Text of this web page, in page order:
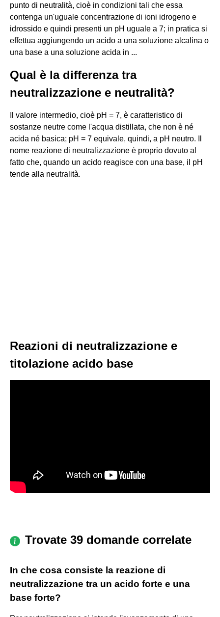
punto di neutralità, cioè in condizioni tali che essa
contenga un'uguale concentrazione di ioni idrogeno e
idrossido e quindi presenti un pH uguale a 7; in pratica si
effettua aggiungendo un acido a una soluzione alcalina o
una base a una soluzione acida in ...
Qual è la differenza tra
neutralizzazione e neutralità?
Il valore intermedio, cioè pH = 7, è caratteristico di
sostanze neutre come l'acqua distillata, che non è né
acida né basica; pH = 7 equivale, quindi, a pH neutro. Il
nome reazione di neutralizzazione è proprio dovuto al
fatto che, quando un acido reagisce con una base, il pH
tende alla neutralità.
Reazioni di neutralizzazione e
titolazione acido base
Trovate 39 domande correlate
In che cosa consiste la reazione di
neutralizzazione tra un acido forte e una
base forte?